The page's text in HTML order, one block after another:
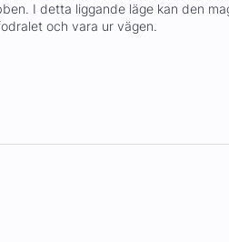
I detta liggande läge kan den
och vara ur vägen.